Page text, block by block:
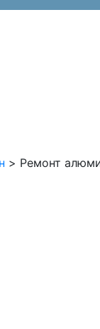
> Ремонт